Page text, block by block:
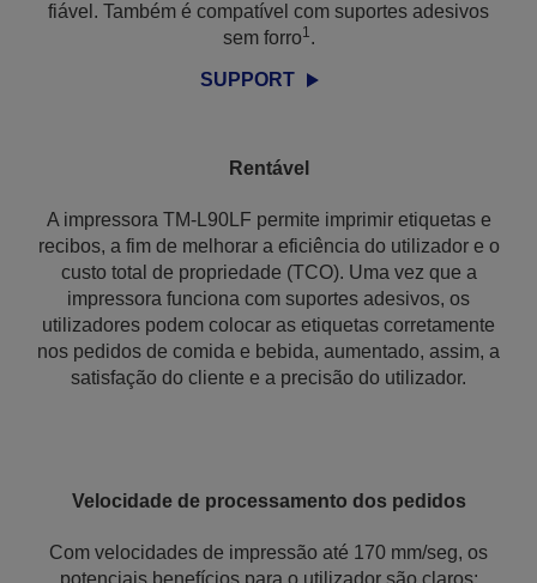
fiável. Também é compatível com suportes adesivos
sem forro1.
SUPPORT
Rentável
A impressora TM-L90LF permite imprimir etiquetas e
recibos, a fim de melhorar a eficiência do utilizador e o
custo total de propriedade (TCO). Uma vez que a
impressora funciona com suportes adesivos, os
utilizadores podem colocar as etiquetas corretamente
nos pedidos de comida e bebida, aumentado, assim, a
satisfação do cliente e a precisão do utilizador.
Velocidade de processamento dos pedidos
Com velocidades de impressão até 170 mm/seg, os
potenciais benefícios para o utilizador são claros: